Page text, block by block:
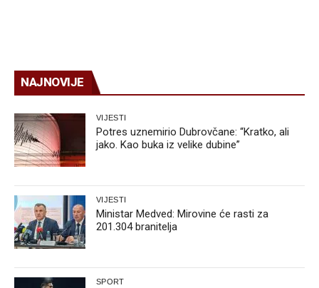
NAJNOVIJE
VIJESTI
Potres uznemirio Dubrovčane: “Kratko, ali
jako. Kao buka iz velike dubine”
VIJESTI
Ministar Medved: Mirovine će rasti za
201.304 branitelja
SPORT